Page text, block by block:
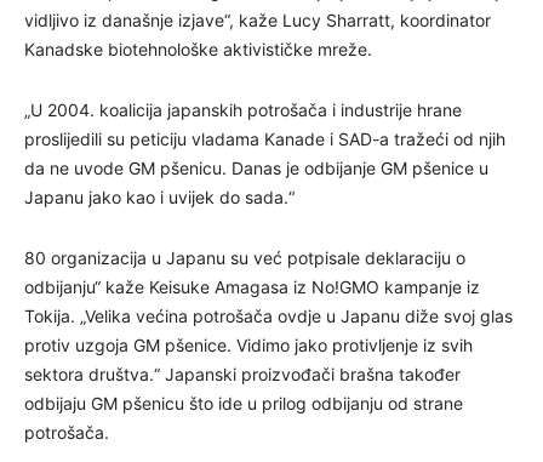
vidljivo iz današnje izjave“, kaže Lucy Sharratt, koordinator
Kanadske biotehnološke aktivističke mreže.
„U 2004. koalicija japanskih potrošača i industrije hrane
proslijedili su peticiju vladama Kanade i SAD-a tražeći od njih
da ne uvode GM pšenicu. Danas je odbijanje GM pšenice u
Japanu jako kao i uvijek do sada.“
80 organizacija u Japanu su već potpisale deklaraciju o
odbijanju“ kaže Keisuke Amagasa iz No!GMO kampanje iz
Tokija. „Velika većina potrošača ovdje u Japanu diže svoj glas
protiv uzgoja GM pšenice. Vidimo jako protivljenje iz svih
sektora društva.“ Japanski proizvođači brašna također
odbijaju GM pšenicu što ide u prilog odbijanju od strane
potrošača.